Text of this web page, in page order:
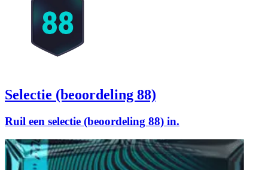
Selectie (beoordeling 88)
Ruil een selectie (beoordeling 88) in.